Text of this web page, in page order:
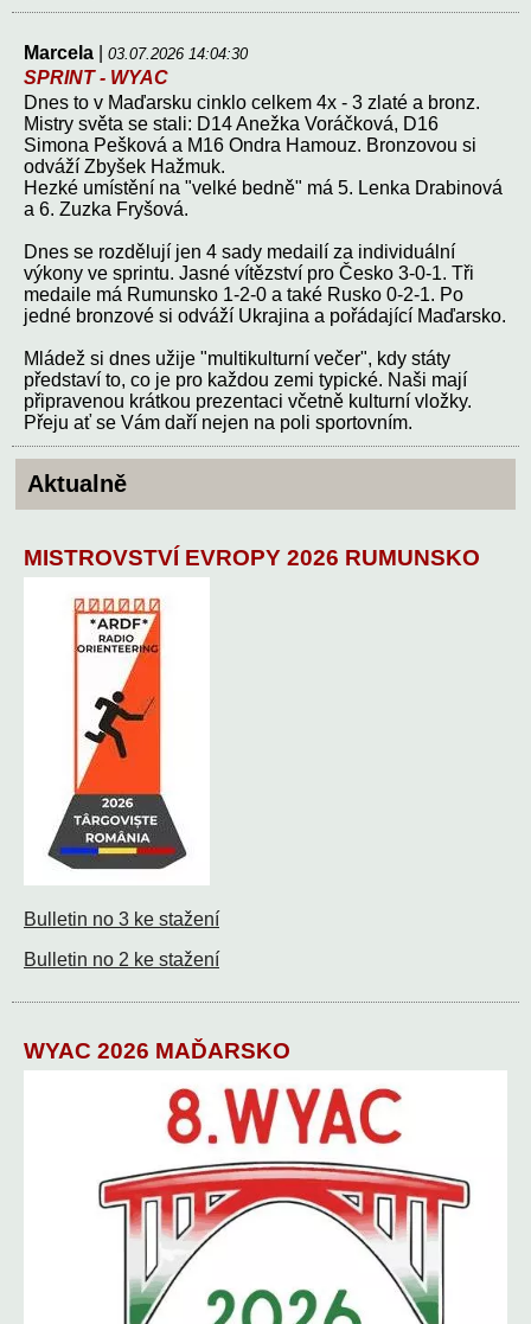
Marcela 03.07.2026 14:04:30
SPRINT - WYAC
Dnes to v Maďarsku cinklo celkem 4x - 3 zlaté a bronz.
Mistry světa se stali: D14 Anežka Voráčková, D16
Simona Pešková a M16 Ondra Hamouz. Bronzovou si
odváží Zbyšek Hažmuk.
Hezké umístění na "velké bedně" má 5. Lenka Drabinová
a 6. Zuzka Fryšová.
Dnes se rozdělují jen 4 sady medailí za individuální
výkony ve sprintu. Jasné vítězství pro Česko 3-0-1. Tři
medaile má Rumunsko 1-2-0 a také Rusko 0-2-1. Po
jedné bronzové si odváží Ukrajina a pořádající Maďarsko.
Mládež si dnes užije "multikulturní večer", kdy státy
představí to, co je pro každou zemi typické. Naši mají
připravenou krátkou prezentaci včetně kulturní vložky.
Přeju ať se Vám daří nejen na poli sportovním.
Aktualně
MISTROVSTVÍ EVROPY 2026 RUMUNSKO
Bulletin no 3 ke stažení
Bulletin no 2 ke stažení
WYAC 2026 MAĎARSKO